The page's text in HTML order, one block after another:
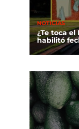
NOTICIAS
¿Te toca el
habilitó